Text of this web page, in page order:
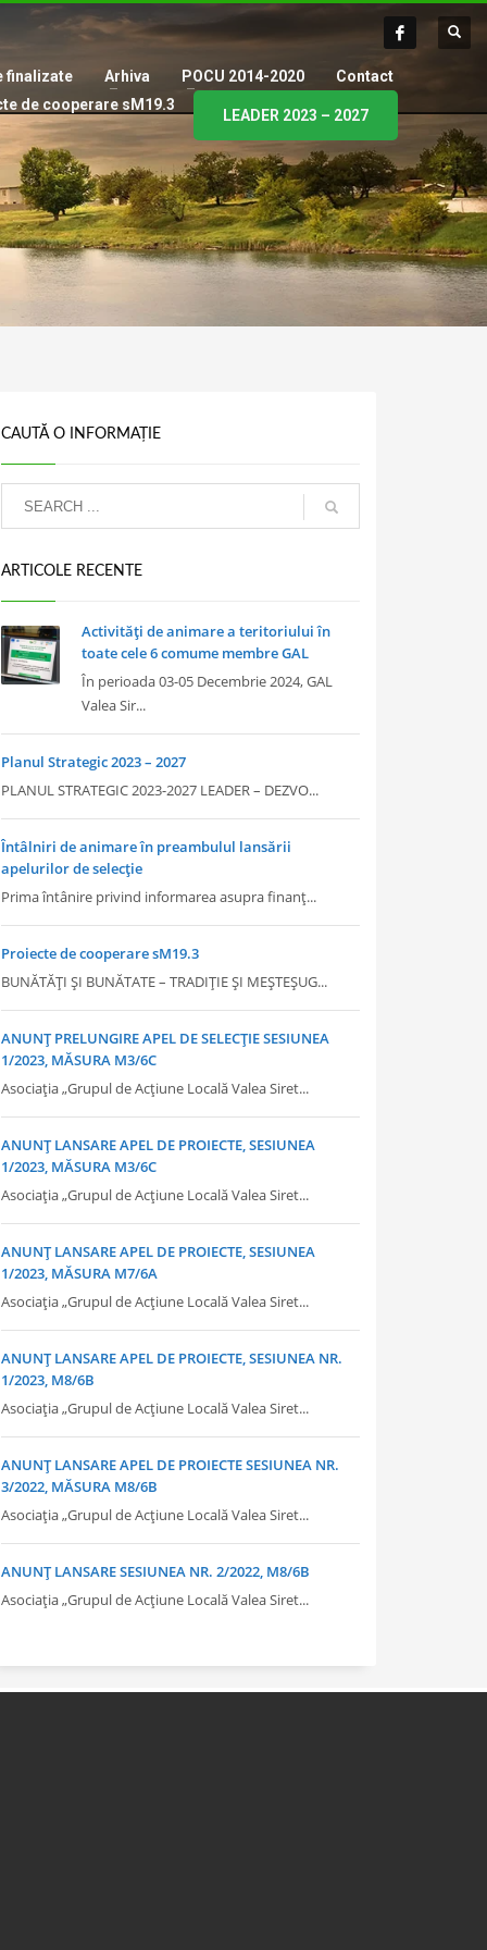
finalizate Arhiva POCU 2014-2020
Contact
de cooperare sM19.3
LEADER 2023 – 2027
CAUTĂ O INFORMAȚIE
ARTICOLE RECENTE
Activități de animare a teritoriului în
toate cele 6 comume membre GAL
În perioada 03-05 Decembrie 2024, GAL
Valea Sir...
Planul Strategic 2023 – 2027
PLANUL STRATEGIC 2023-2027 LEADER – DEZVO...
Întâlniri de animare în preambulul lansării
apelurilor de selecție
Prima întânire privind informarea asupra finanț...
Proiecte de cooperare sM19.3
BUNĂTĂȚI ȘI BUNĂTATE – TRADIȚIE ȘI MEȘTEȘUG...
ANUNȚ PRELUNGIRE APEL DE SELECȚIE SESIUNEA
1/2023, MĂSURA M3/6C
Asociația „Grupul de Acțiune Locală Valea Siret...
ANUNȚ LANSARE APEL DE PROIECTE, SESIUNEA
1/2023, MĂSURA M3/6C
Asociația „Grupul de Acțiune Locală Valea Siret...
ANUNȚ LANSARE APEL DE PROIECTE, SESIUNEA
1/2023, MĂSURA M7/6A
Asociația „Grupul de Acțiune Locală Valea Siret...
ANUNȚ LANSARE APEL DE PROIECTE, SESIUNEA NR.
1/2023, M8/6B
Asociația „Grupul de Acțiune Locală Valea Siret...
ANUNȚ LANSARE APEL DE PROIECTE SESIUNEA NR.
3/2022, MĂSURA M8/6B
Asociația „Grupul de Acțiune Locală Valea Siret...
ANUNȚ LANSARE SESIUNEA NR. 2/2022, M8/6B
Asociația „Grupul de Acțiune Locală Valea Siret...